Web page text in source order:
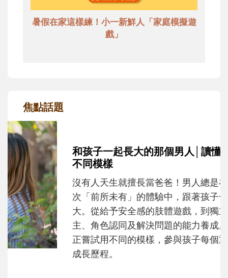
暑假在家這樣練！小一新鮮人「家庭模擬遊
戲」
焦點話題